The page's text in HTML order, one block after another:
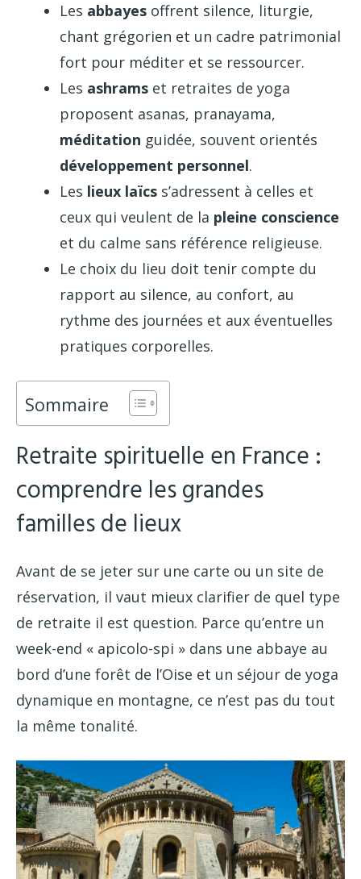
Les abbayes offrent silence, liturgie,
chant grégorien et un cadre patrimonial
fort pour méditer et se ressourcer.
Les ashrams et retraites de yoga
proposent asanas, pranayama,
méditation guidée, souvent orientés
développement personnel.
Les lieux laïcs s’adressent à celles et
ceux qui veulent de la pleine conscience
et du calme sans référence religieuse.
Le choix du lieu doit tenir compte du
rapport au silence, au confort, au
rythme des journées et aux éventuelles
pratiques corporelles.
Sommaire
Retraite spirituelle en France :
comprendre les grandes
familles de lieux
Avant de se jeter sur une carte ou un site de
réservation, il vaut mieux clarifier de quel type
de retraite il est question. Parce qu’entre un
week-end « apicolo-spi » dans une abbaye au
bord d’une forêt de l’Oise et un séjour de yoga
dynamique en montagne, ce n’est pas du tout
la même tonalité.